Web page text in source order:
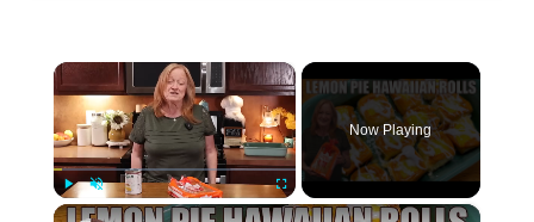
×
Play Unmute Fullscreen
Now Playing
×